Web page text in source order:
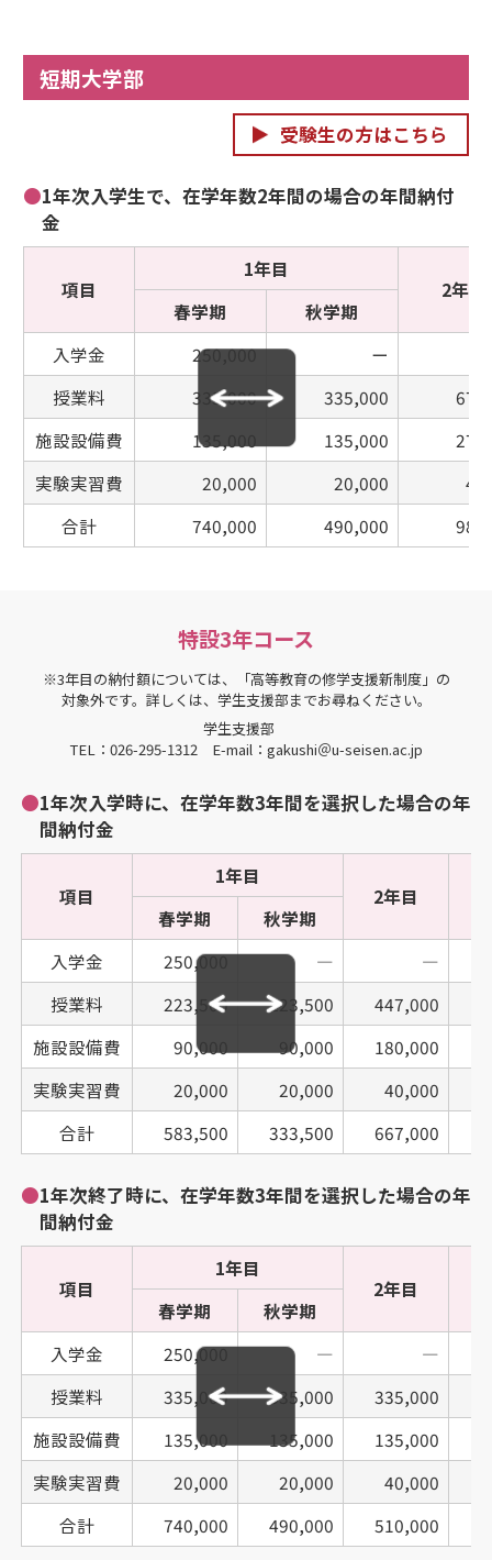
短期大学部
受験生の方はこちら
●1年次入学生で、在学年数2年間の場合の年間納付
金
項目
1年目
2年目
春学期
秋学期
入学金
250,000
ー
授業料
335,000 335,000
施設設備費
135,000 135,000
実験実習費
20,000 20,000
合計
740,000 490,000
特設3年コース
※3年目の納付額については、「高等教育の修学支援新制度」の
対象外です。詳しくは、学生支援部までお尋ねください。
学生支援部
TEL：026-295-1312 E-mail：gakushi＠u-seisen.ac.jp
●1年次入学時に、在学年数3年間を選択した場合の年
間納付金
項目
1年目
2年目
春学期
秋学期
入学金
250,000 ―
―
授業料
223,500 223,500 447,000
施設設備費
90,000 90,000 180,000
実験実習費
20,000 20,000 40,000
合計
583,500 333,500 667,000
●1年次終了時に、在学年数3年間を選択した場合の年
間納付金
項目
1年目
2年目
春学期
秋学期
入学金
250,000 ―
―
授業料
335,000 335,000 335,000
施設設備費
135,000 135,000 135,000
実験実習費
20,000 20,000 40,000
合計
740,000 490,000 510,000